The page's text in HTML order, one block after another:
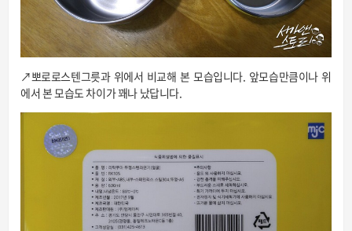
↗뽀로로스텐그릇과 위에서 비교해 본 모습입니다. 앞모습만큼이나 위
에서 본 모습도 차이가 꽤나 났답니다.